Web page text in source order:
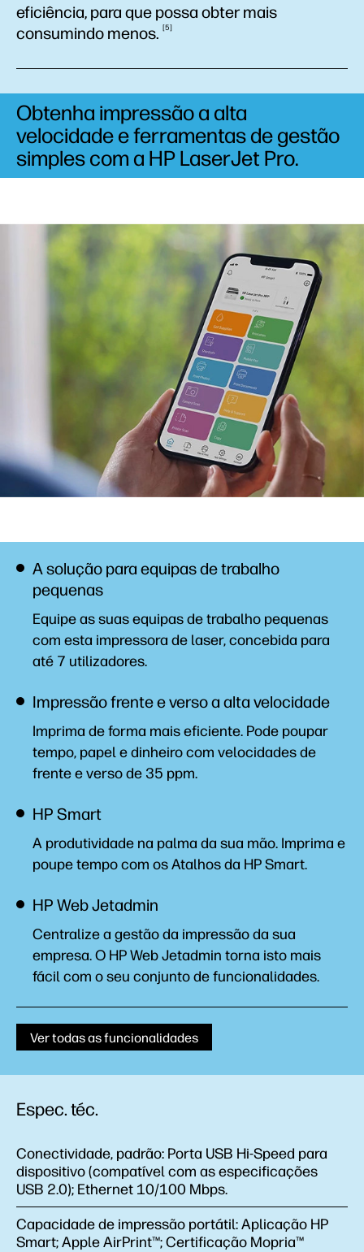
eficiência, para que possa obter mais
consumindo menos. 5
Obtenha impressão a alta
velocidade e ferramentas de gestão
simples com a HP LaserJet Pro.
A solução para equipas de trabalho
pequenas
Equipe as suas equipas de trabalho pequenas
com esta impressora de laser, concebida para
até 7 utilizadores.
Impressão frente e verso a alta velocidade
Imprima de forma mais eficiente. Pode poupar
tempo, papel e dinheiro com velocidades de
frente e verso de 35 ppm.
HP Smart
A produtividade na palma da sua mão. Imprima e
poupe tempo com os Atalhos da HPSmart.
HP Web Jetadmin
Centralize a gestão da impressão da sua
empresa. O HP Web Jetadmin torna isto mais
fácil com o seu conjunto defuncionalidades.
Ver todas as funcionalidades
Espec. téc.
Conectividade, padrão: Porta USB Hi-Speed para
dispositivo (compatível com as especificações
USB 2.0); Ethernet 10/100 Mbps.
Capacidade de impressão portátil:Aplicação HP
Smart; Apple AirPrint™; Certificação Mopria™